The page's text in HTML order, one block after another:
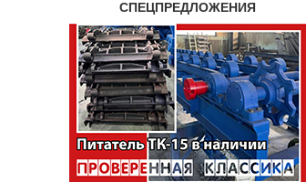
СПЕЦПРЕДЛОЖЕНИЯ